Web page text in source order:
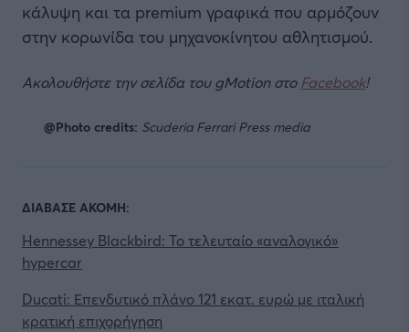
κάλυψη και τα premium γραφικά που αρμόζουν
στην κορωνίδα του μηχανοκίνητου αθλητισμού.
Ακολουθήστε την σελίδα του gMotion στο Facebook!
@Photo credits: Scuderia Ferrari Press media
ΔΙΑΒΑΣΕ ΑΚΟΜΗ:
Hennessey Blackbird: Το τελευταίο «αναλογικό»
hypercar
Ducati: Επενδυτικό πλάνο 121 εκατ. ευρώ με ιταλική
κρατική επιχορήγηση